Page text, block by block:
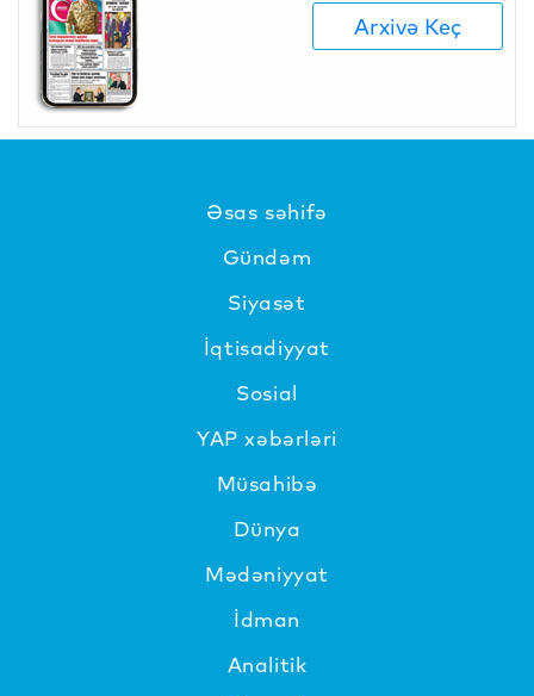
Arxivə Keç
Əsas səhifə
Gündəm
Siyasət
İqtisadiyyat
Sosial
YAP xəbərləri
Müsahibə
Dünya
Mədəniyyat
İdman
Analitik